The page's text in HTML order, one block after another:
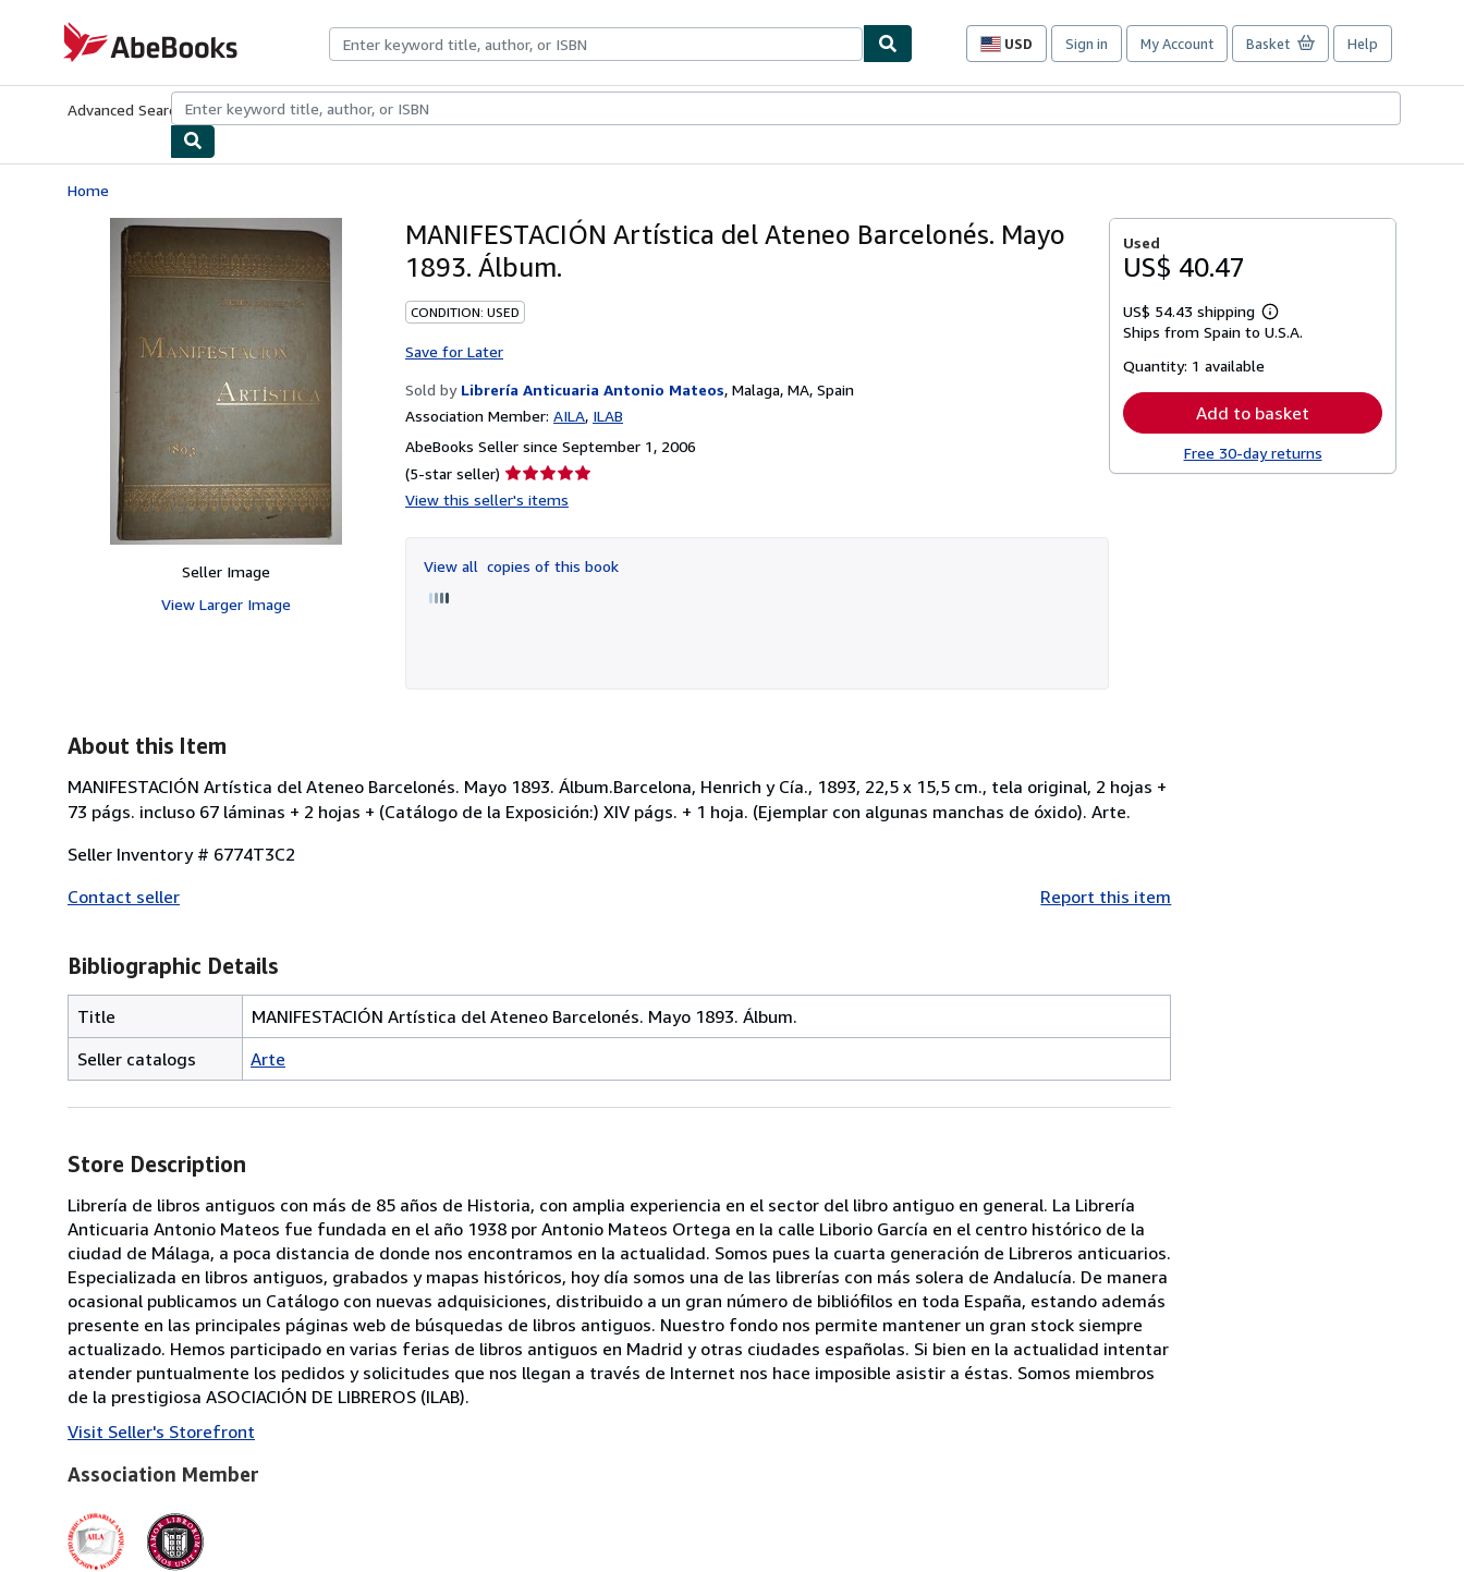
AbeBooks.com
USD
Site
preferences
Sign in My Account Basket Help
Advanced Search Browse CollectionsRare BooksArt & Collectibles
Home
Seller Image
View Larger Image
MANIFESTACIÓN Artística del Ateneo Barcelonés. Mayo
1893. Álbum.
CONDITION: USED
Save for Later
Sold by Librería Anticuaria Antonio Mateos, Malaga, MA, Spain
Association Member: AILA ILAB
AbeBooks Seller since September 1, 2006
(5-star seller) Seller
rating
of
5
View this seller's items
View all copies of this book
Used
US$ 40.47
US$ 54.43 shipping
Learn
more
Ships from Spain to U.S.A.
Quantity: 1 available
Add to basket
Free 30-day returns
About this Item
MANIFESTACIÓN Artística del Ateneo Barcelonés. Mayo 1893. Álbum.Barcelona, Henrich y Cía., 1893, 22,5 x 15,5 cm., tela original, 2 hojas +
73 págs. incluso 67 láminas + 2 hojas + (Catálogo de la Exposición:) XIV págs. + 1 hoja. (Ejemplar con algunas manchas de óxido). Arte.
Seller Inventory # 6774T3C2
Contact seller
Report this item
Bibliographic Details
Title
MANIFESTACIÓN Artística del Ateneo Barcelonés. Mayo 1893. Álbum.
Seller catalogs
Arte
Store Description
Librería de libros antiguos con más de 85 años de Historia, con amplia experiencia en el sector del libro antiguo en general. La Librería
Anticuaria Antonio Mateos fue fundada en el año 1938 por Antonio Mateos Ortega en la calle Liborio García en el centro histórico de la
ciudad de Málaga, a poca distancia de donde nos encontramos en la actualidad. Somos pues la cuarta generación de Libreros anticuarios.
Especializada en libros antiguos, grabados y mapas históricos, hoy día somos una de las librerías con más solera de Andalucía. De manera
ocasional publicamos un Catálogo con nuevas adquisiciones, distribuido a un gran número de bibliófilos en toda España, estando además
presente en las principales páginas web de búsquedas de libros antiguos. Nuestro fondo nos permite mantener un gran stock siempre
actualizado. Hemos participado en varias ferias de libros antiguos en Madrid y otras ciudades españolas. Si bien en la actualidad intentar
atender puntualmente los pedidos y solicitudes que nos llegan a través de Internet nos hace imposible asistir a éstas. Somos miembros
de la prestigiosa ASOCIACIÓN DE LIBREROS (ILAB).
Visit Seller's Storefront
Association Member